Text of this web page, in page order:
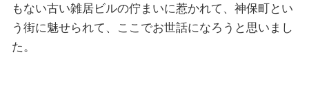
もない古い雑居ビルの佇まいに惹かれて、神保町とい
う街に魅せられて、ここでお世話になろうと思いまし
た。